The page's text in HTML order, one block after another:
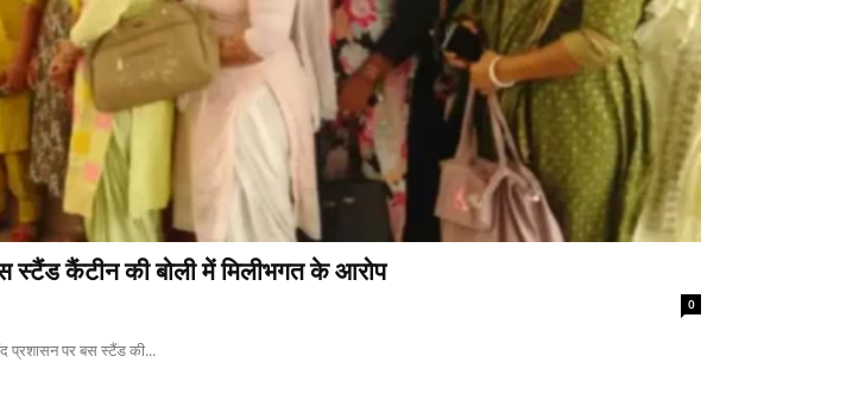
स्टैंड कैंटीन की बोली में मिलीभगत के आरोप
0
प्रशासन पर बस स्टैंड की...